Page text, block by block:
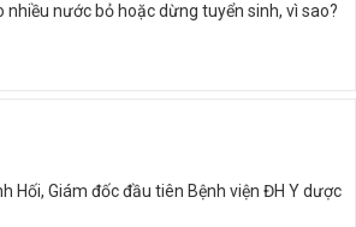
nhiều nước bỏ hoặc dừng tuyển sinh, vì sao?
Hối, Giám đốc đầu tiên Bệnh viện ĐH Y dược